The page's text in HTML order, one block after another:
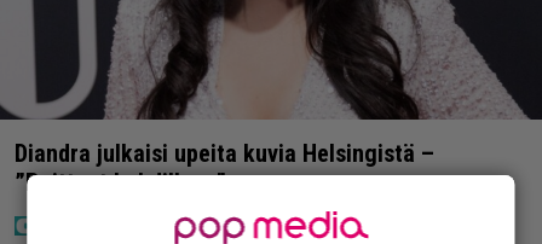
Diandra julkaisi upeita kuvia Helsingistä –
”Puitteet kohdillaan”